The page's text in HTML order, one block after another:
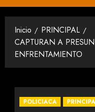
Inicio
PRINCIPAL
CAPTURAN A
ENFRENTAMIENTO
POLICIACA